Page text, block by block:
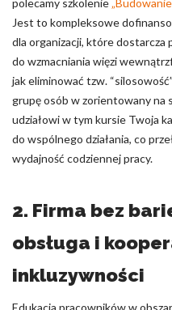
polecamy szkolenie
Jest to kompleksowe
dla organizacji, które dostarcza
do wzmacniania więzi
jak eliminować tzw.
grupę osób w zorientowany na
udziałowi w tym kursie Twoja
do wspólnego działania, co
wydajność codziennej pracy.
2. Firma bez
obsługa i
inkluzywności
Edukacja pracowników w